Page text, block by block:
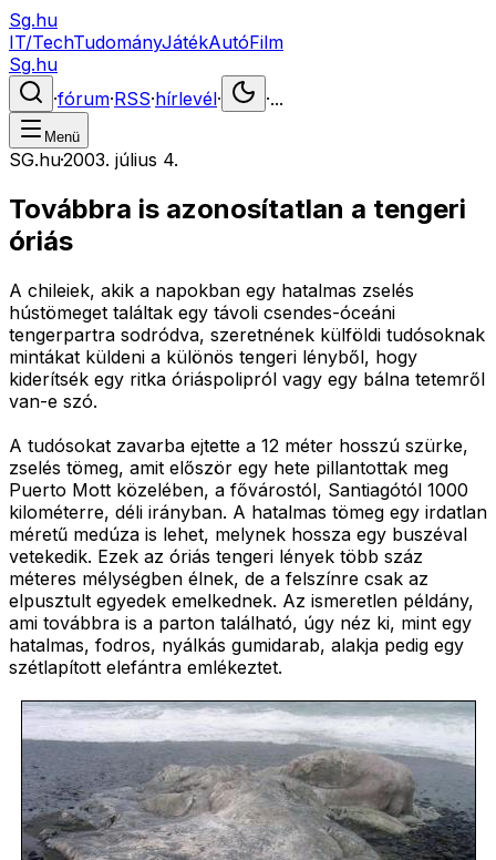
Sg.hu
IT/TechTudományJátékAutóFilm
Sg.hu
·fórum·RSS·hírlevél· ·...
Menü
SG.hu·2003. július 4.
Továbbra is azonosítatlan a tengeri
óriás
A chileiek, akik a napokban egy hatalmas zselés
hústömeget találtak egy távoli csendes-óceáni
tengerpartra sodródva, szeretnének külföldi tudósoknak
mintákat küldeni a különös tengeri lényből, hogy
kiderítsék egy ritka óriáspolipról vagy egy bálna tetemről
van-e szó.
A tudósokat zavarba ejtette a 12 méter hosszú szürke,
zselés tömeg, amit először egy hete pillantottak meg
Puerto Mott közelében, a fővárostól, Santiagótól 1000
kilométerre, déli irányban. A hatalmas tömeg egy irdatlan
méretű medúza is lehet, melynek hossza egy buszéval
vetekedik. Ezek az óriás tengeri lények több száz
méteres mélységben élnek, de a felszínre csak az
elpusztult egyedek emelkednek. Az ismeretlen példány,
ami továbbra is a parton található, úgy néz ki, mint egy
hatalmas, fodros, nyálkás gumidarab, alakja pedig egy
szétlapított elefántra emlékeztet.